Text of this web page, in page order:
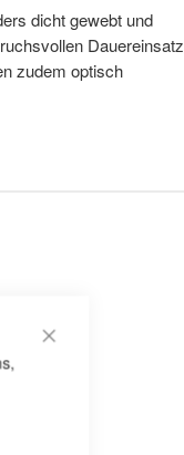
dicht gewebt und
Dauereinsatz
zudem optisch